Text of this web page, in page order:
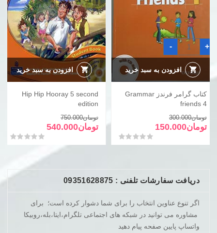
-
کتاب
گرامر
فرندز
Grammar
friends
4
عدد
+
افزودن به سبد خرید
کتاب گرامر فرندز Grammar
friends 4
تومان300.000قیمت
اصلی
تومان300.000
بود.
تومان150.000
قیمت
فعلی
تومان150.000
است.
امتیاز0از 5
افزودن به سبد خرید
Hip Hip Hooray 5 second
edition
تومان750.000قیمت
اصلی
تومان750.000
بود.
تومان540.000
قیمت
فعلی
تومان540.000
است.
امتیاز0از 5
دریافت سفارشات تلفنی : 09351628875
اگر تنوع عناوین انتخاب را برای شما دشوار کرده است؛ برای
مشاوره می توانید در شبکه های اجتماعی تلگرام،ایتا،بله،روبیکا
واتساپ پایین صفحه پیام دهید